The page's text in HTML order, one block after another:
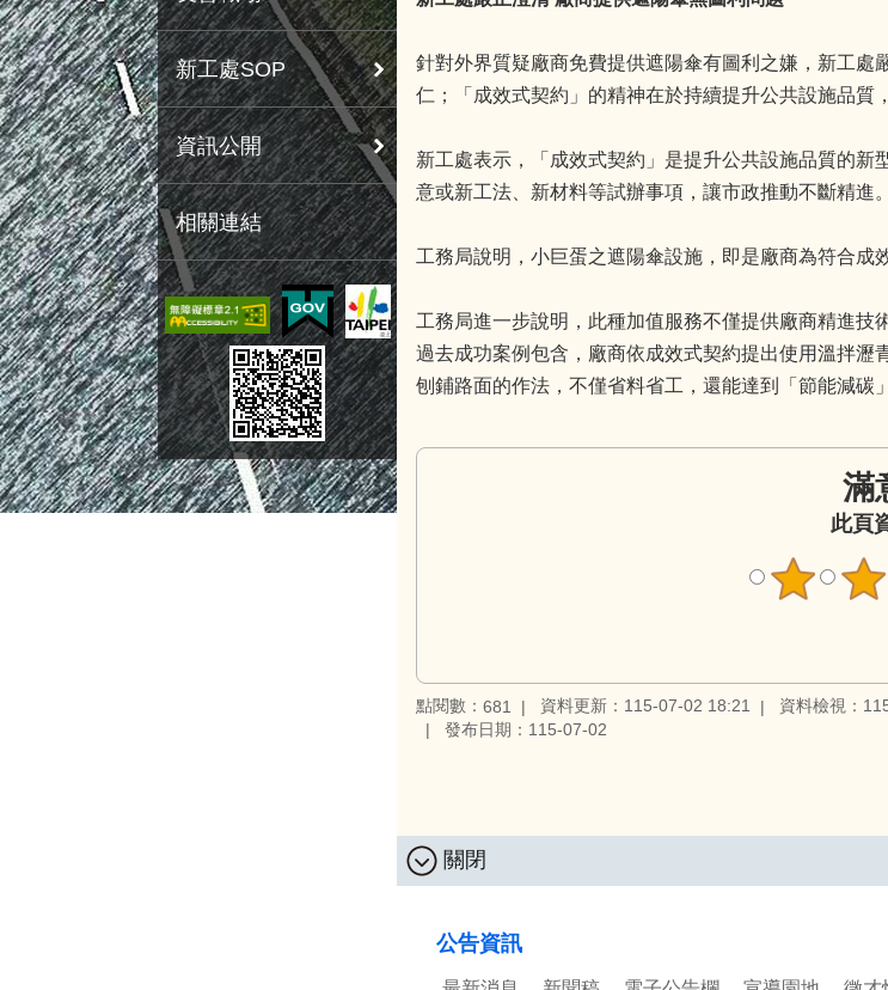
新工處SOP
資訊公開
相關連結
針對外界質疑廠商免費提供遮陽傘有圖利之嫌，新工處
仁；「成效式契約」的精神在於持續提升公共設施品質
新工處表示，「成效式契約」是提升公共設施品質的
意或新工法、新材料等試辦事項，讓市政推動不斷精進。
工務局說明，小巨蛋之遮陽傘設施，即是廠商為符合成
工務局進一步說明，此種加值服務不僅提供廠商精進技
過去成功案例包含，廠商依成效式契約提出使用溫拌
刨鋪路面的作法，不僅省料省工，還能達到「節能減碳
滿
此頁
點閱數： 681 資料更新：115-07-02 18:21 資料檢視：
發布日期：115-07-02
關閉
公告資訊